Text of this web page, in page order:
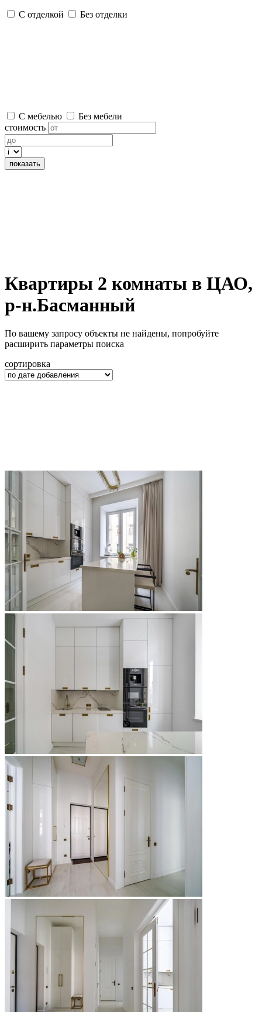
С отделкой Без отделки
С мебелью
Без мебели
стоимость
показать
Квартиры 2 комнаты в ЦАО,
р-н.Басманный
По вашему запросу объекты не найдены, попробуйте
расширить параметры поиска
сортировка